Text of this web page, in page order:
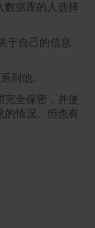
数据库的人选择
于自己的信息
到他。
完全保密，并使
的情况。但也有